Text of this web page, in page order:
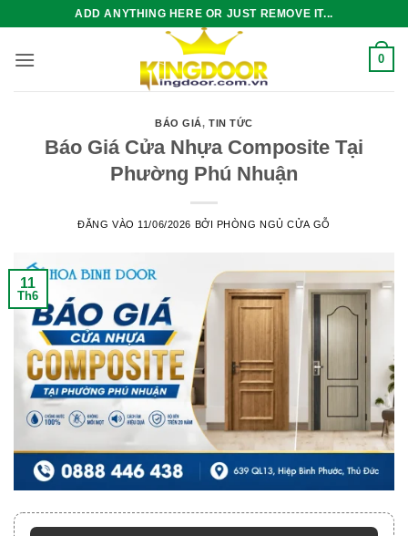
nội
ADD ANYTHING HERE OR JUST REMOVE IT...
0
BÁO GIÁ,TIN TỨC
Báo Giá Cửa Nhựa Composite Tại
Phường Phú Nhuận
ĐĂNG VÀO 11/06/2026 BỞI PHÒNG NGỦ CỬA GỖ
11
Th6